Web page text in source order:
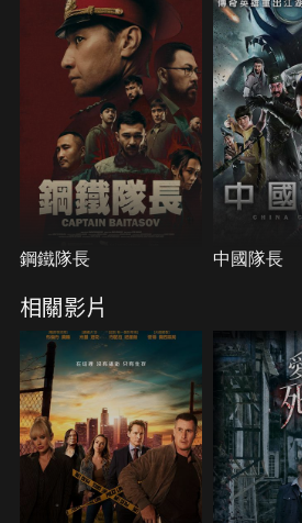
李洛夫只好親自出馬，拘捕該店經
証李財法，但失敗，李洛夫未能給
用特別行政權把李財法趕出境。憤
下擄走李洛夫妻子，逼李洛夫出面
鋼鐵隊長 中國隊長
相關影片